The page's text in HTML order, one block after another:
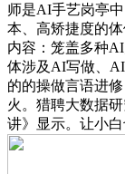
师是AI手艺岗亭
本、高矫捷度的
内容：笼盖多种
体涉及AI写做、
的的操做言语进
火。猎聘大数据
讲》显示。让小